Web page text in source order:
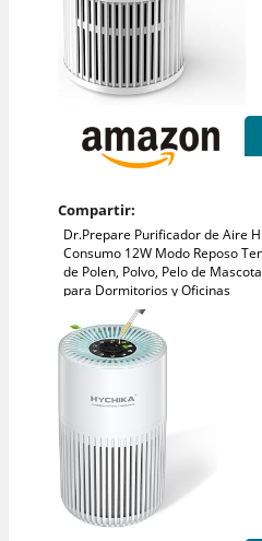
Compartir:
Dr.Prepare Purificador de Aire
Consumo 12W Modo Reposo
de Polen, Polvo, Pelo de
para Dormitorios y Oficinas